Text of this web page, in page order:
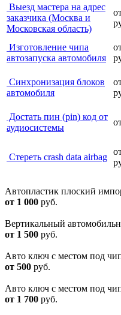
Выезд мастера на адрес
заказчика (Москва и
Московская область)
Изготовление чипа
автозапуска автомобиля
Синхронизация блоков
автомобиля
Достать пин (pin) код от
аудиосистемы
Cтереть crash data airbag
Автопластик плоский
от 1 000 руб.
Вертикальный
от 1 500 руб.
Авто ключ с местом под
от 500 руб.
Авто ключ с местом под
от 1 700 руб.